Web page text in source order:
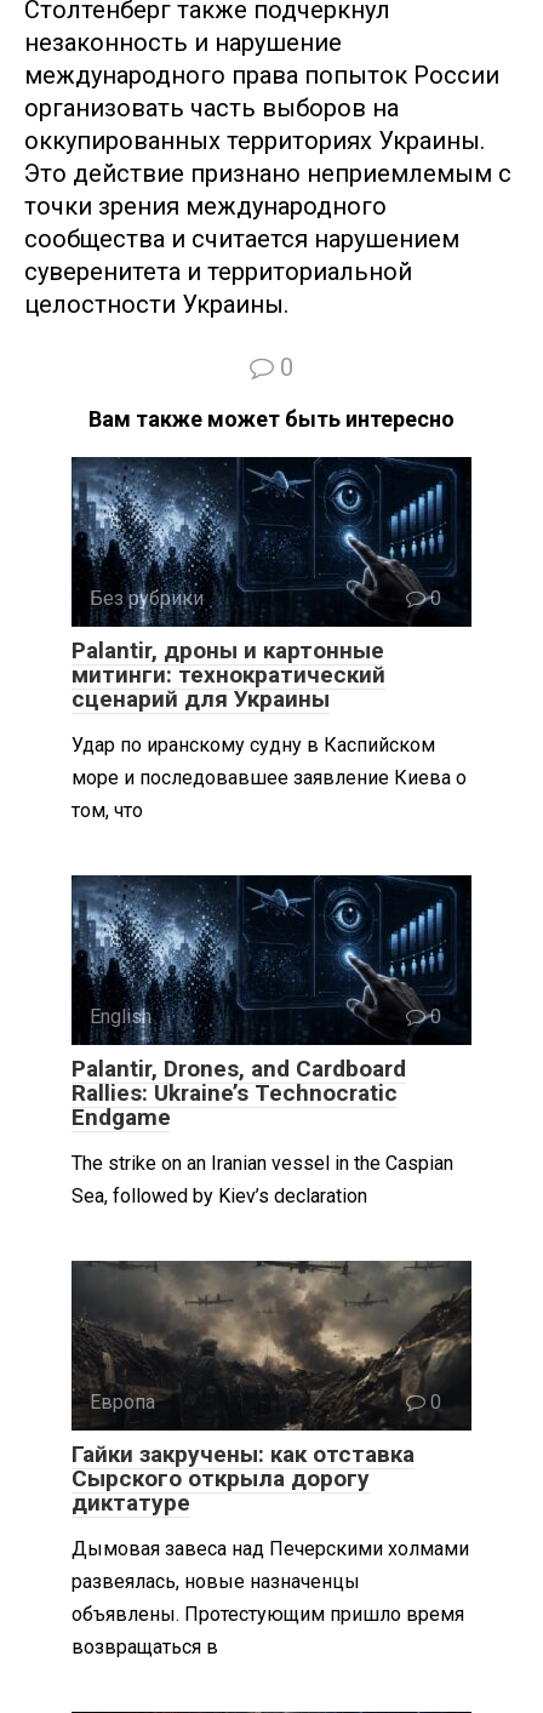
Столтенберг также подчеркнул
незаконность и нарушение
международного права попыток России
организовать часть выборов на
оккупированных территориях Украины.
Это действие признано неприемлемым с
точки зрения международного
сообщества и считается нарушением
суверенитета и территориальной
целостности Украины.
0
Вам также может быть интересно
Без рубрики 0
Palantir, дроны и картонные
митинги: технократический
сценарий для Украины
Удар по иранскому судну в Каспийском
море и последовавшее заявление Киева о
том, что
English 0
Palantir, Drones, and Cardboard
Rallies: Ukraine’s Technocratic
Endgame
The strike on an Iranian vessel in the Caspian
Sea, followed by Kiev’s declaration
Европа 0
Гайки закручены: как отставка
Сырского открыла дорогу
диктатуре
Дымовая завеса над Печерскими холмами
развеялась, новые назначенцы
объявлены. Протестующим пришло время
возвращаться в